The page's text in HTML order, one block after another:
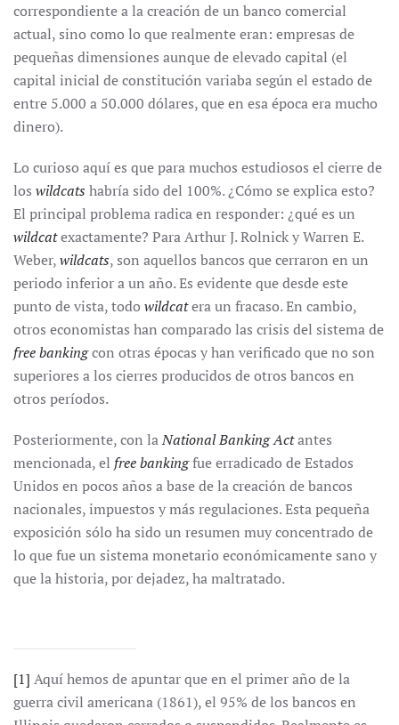
correspondiente a la creación de un banco comercial
actual, sino como lo que realmente eran: empresas de
pequeñas dimensiones aunque de elevado capital (el
capital inicial de constitución variaba según el estado de
entre 5.000 a 50.000 dólares, que en esa época era mucho
dinero).
Lo curioso aquí es que para muchos estudiosos el cierre de
los wildcats habría sido del 100%. ¿Cómo se explica esto?
El principal problema radica en responder: ¿qué es un
wildcatexactamente? Para Arthur J. Rolnick y Warren E.
Weber,wildcats, son aquellos bancos que cerraron en un
periodo inferior a un año. Es evidente que desde este
punto de vista, todo wildcatera un fracaso. En cambio,
otros economistas han comparado las crisis del sistema de
free bankingcon otras épocas y han verificado que no son
superiores a los cierres producidos de otros bancos en
otros períodos.
Posteriormente, con laNational Banking Actantes
mencionada, el free bankingfue erradicado de Estados
Unidos en pocos años a base de la creación de bancos
nacionales, impuestos y más regulaciones. Esta pequeña
exposición sólo ha sido un resumen muy concentrado de
lo que fue un sistema monetario económicamente sano y
que la historia, por dejadez, ha maltratado.
[1] Aquí hemos de apuntar que en el primer año de la
guerra civil americana (1861), el 95% de los bancos en